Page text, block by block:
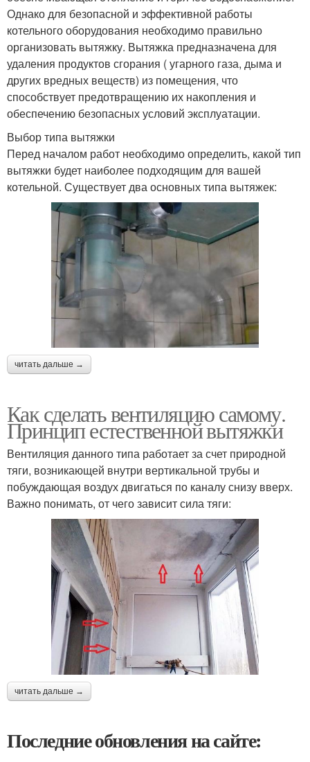
Однако для безопасной и эффективной работы
котельного оборудования необходимо правильно
организовать вытяжку. Вытяжка предназначена для
удаления продуктов сгорания ( угарного газа, дыма и
других вредных веществ) из помещения, что
способствует предотвращению их накопления и
обеспечению безопасных условий эксплуатации.
Выбор типа вытяжки
Перед началом работ необходимо определить, какой тип
вытяжки будет наиболее подходящим для вашей
котельной. Существует два основных типа вытяжек:
читать дальше →
Как сделать вентиляцию самому.
Принцип естественной вытяжки
Вентиляция данного типа работает за счет природной
тяги, возникающей внутри вертикальной трубы и
побуждающая воздух двигаться по каналу снизу вверх.
Важно понимать, от чего зависит сила тяги:
читать дальше →
Последние обновления на сайте: